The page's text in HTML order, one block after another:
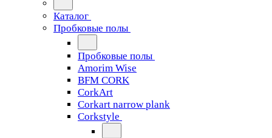
Каталог
Пробковые полы
Пробковые полы
Amorim Wise
BFM CORK
CorkArt
Corkart narrow plank
Corkstyle